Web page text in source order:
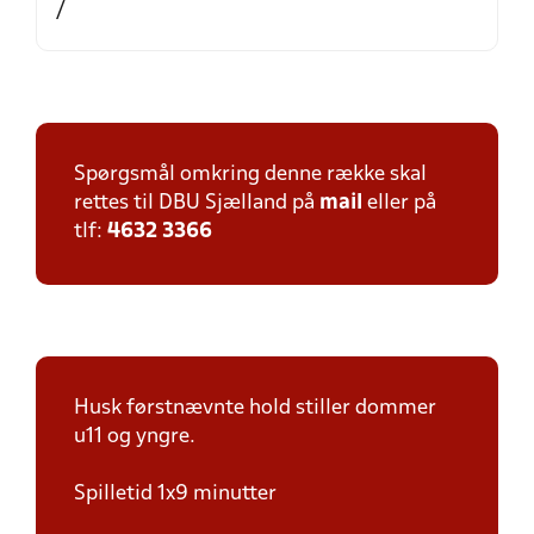
/
Spørgsmål omkring denne række skal
rettes til DBU Sjælland på mail eller på
tlf: 4632 3366
Husk førstnævnte hold stiller dommer
u11 og yngre.
Spilletid 1x9 minutter